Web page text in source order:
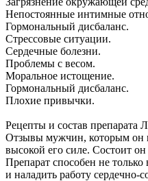
Непостоянные интимные
Гормональный дисбаланс.
Стрессовые ситуации.
Сердечные болезни.
Проблемы с весом.
Моральное истощение.
Гормональный дисбаланс.
Плохие привычки.
Рецепты и состав
Отзывы мужчин, которым он
высокой его силе. Состоит
Препарат способен не
и наладить работу сердечно-